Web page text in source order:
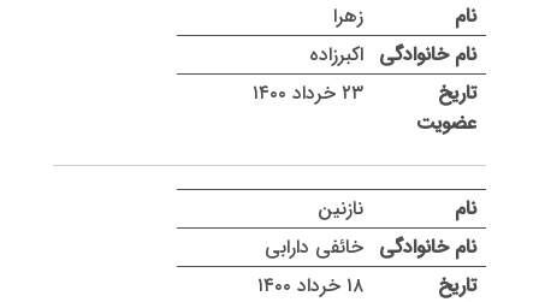
زهرا
اکبرزاده
۲۳ خرداد ۱۴۰۰
نازنین
خائفی دارابی
۱۸ خرداد ۱۴۰۰